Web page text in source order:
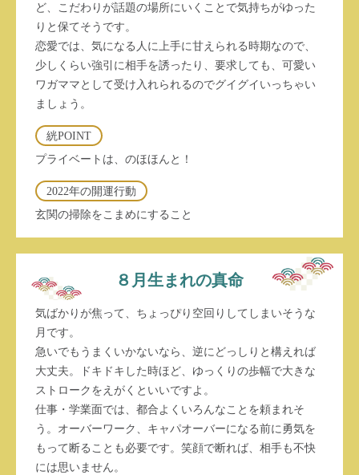
ど、こだわりが話題の場所にいくことで気持ちがゆった
りと保てそうです。
恋愛では、気になる人に上手に甘えられる時期なので、
少しくらい強引に相手を誘ったり、要求しても、可愛い
ワガママとして受け入れられるのでグイグイいっちゃい
ましょう。
絖POINT
プライベートは、のほほんと！
2022年の開運行動
玄関の掃除をこまめにすること
８月生まれの真命
気ばかりが焦って、ちょっぴり空回りしてしまいそうな
月です。
急いでもうまくいかないなら、逆にどっしりと構えれば
大丈夫。ドキドキした時ほど、ゆっくりの歩幅で大きな
ストロークをえがくといいですよ。
仕事・学業面では、都合よくいろんなことを頼まれそ
う。オーバーワーク、キャパオーバーになる前に勇気を
もって断ることも必要です。笑顔で断れば、相手も不快
には思いません。